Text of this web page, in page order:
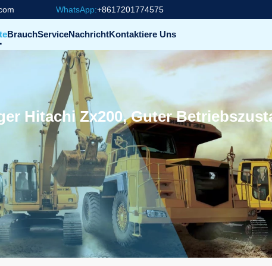
WhatsApp:+8617201774575
BrauchServiceNachrichtKontaktiere Uns
Hitachi Zx200, Guter